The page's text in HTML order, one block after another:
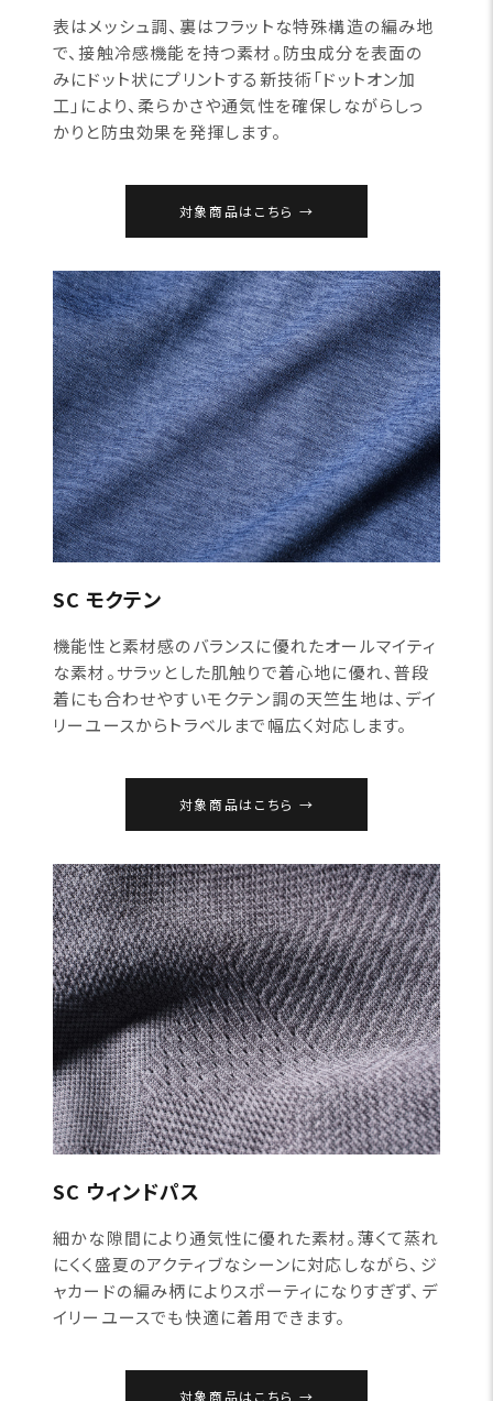
表はメッシュ調、裏はフラットな特殊構造の編み地
で、接触冷感機能を持つ素材。防虫成分を表面の
みにドット状にプリントする新技術「ドットオン加
工」により、柔らかさや通気性を確保しながらしっ
かりと防虫効果を発揮します。
対象商品はこちら
SC モクテン
機能性と素材感のバランスに優れたオールマイティ
な素材。サラッとした肌触りで着心地に優れ、普段
着にも合わせやすいモクテン調の天竺生地は、デイ
リーユースからトラベルまで幅広く対応します。
対象商品はこちら
SC ウィンドパス
細かな隙間により通気性に優れた素材。薄くて蒸れ
にくく盛夏のアクティブなシーンに対応しながら、ジ
ャカードの編み柄によりスポーティになりすぎず、デ
イリーユースでも快適に着用できます。
対象商品はこちら